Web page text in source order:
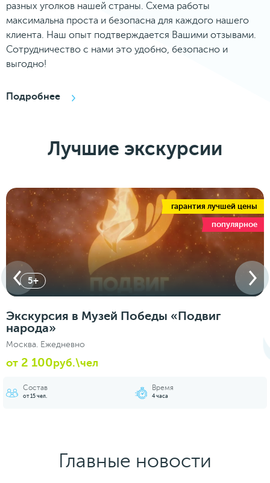
разных уголков нашей страны. Схема работы
максимальна проста и безопасна для каждого нашего
клиента. Наш опыт подтверждается Вашими отзывами.
Сотрудничество с нами это удобно, безопасно и
выгодно!
Подробнее
Лучшие экскурсии
гарантия лучшей цены
популярное
5+
Экскурсия в Музей Победы «Подвиг
народа»
Москва. Ежедневно
от 2 100руб.\чел
Состав
от 15 чел.
Время
4 часа
Главные новости